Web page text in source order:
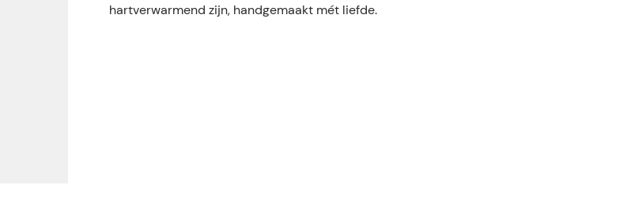
hartverwarmend zijn, handgemaakt mét liefde.